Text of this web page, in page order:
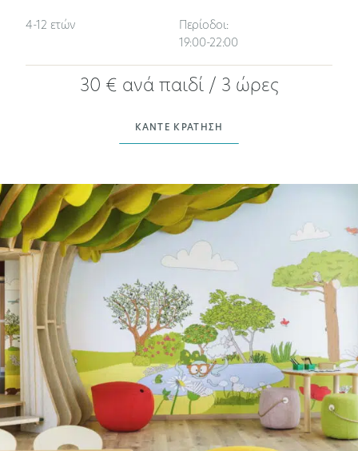
4-12 ετών
Περίοδοι:
19:00-22:00
30 € ανά παιδί / 3 ώρες
ΚΆΝΤΕ ΚΡΆΤΗΣΗ